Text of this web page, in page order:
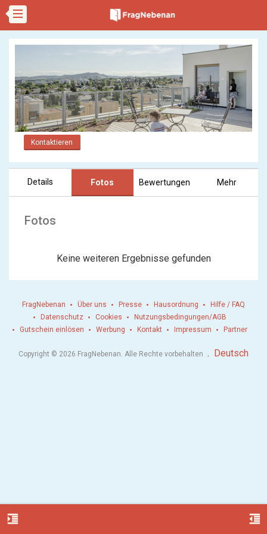
Kontaktieren
Details Fotos Bewertungen Mehr
Fotos
Keine weiteren Ergebnisse gefunden
format_indent_increase format_indent_decrease
FragNebenan Über uns Presse Hausordnung
Hilfe / FAQ
Datenschutz
Cookies
Nutzungsbedingungen/AGB
Gutschein einlösen
Werbung Kontakt Impressum Partner
Copyright © 2026 FragNebenan. Alle Rechte vorbehalten . Deutsch